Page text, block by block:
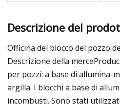
Descrizione del
Officina del blocco del pozzo
Descrizione della
per pozzi: a base di allumina-
argilla. I blocchi a base di
incombusti. Sono stati